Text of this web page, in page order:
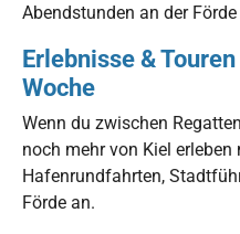
Abendstunden an der
Erlebnisse &
Woche
Wenn du zwischen
noch mehr von Kiel
Hafenrundfahrten,
Förde an.